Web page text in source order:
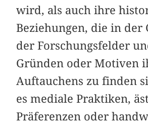
wird, als auch ihre
Beziehungen, die in der
der Forschungsfelder
Gründen oder Motiven
Auftauchens zu finden
es mediale Praktiken,
Präferenzen oder